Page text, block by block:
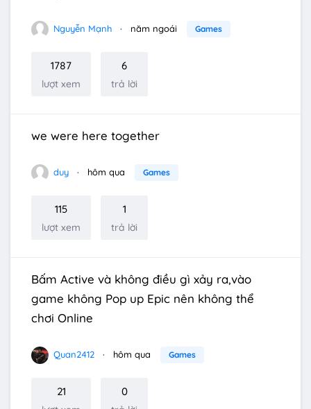
Nguyễn Mạnh năm ngoái Games
1787
lượt xem
6
trả lời
we were here together
duy hôm qua Games
115
lượt xem
1
trả lời
Bấm Active và không điều gì xảy ra,vào
game không Pop up Epic nên không thể
chơi Online
Quan2412 hôm qua Games
21 0